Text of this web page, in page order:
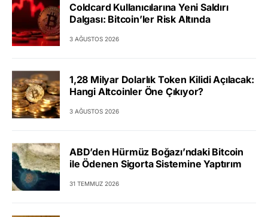
Coldcard Kullanıcılarına Yeni Saldırı
Dalgası: Bitcoin’ler Risk Altında
3 AĞUSTOS 2026
1,28 Milyar Dolarlık Token Kilidi Açılacak:
Hangi Altcoinler Öne Çıkıyor?
3 AĞUSTOS 2026
ABD’den Hürmüz Boğazı’ndaki Bitcoin
ile Ödenen Sigorta Sistemine Yaptırım
31 TEMMUZ 2026